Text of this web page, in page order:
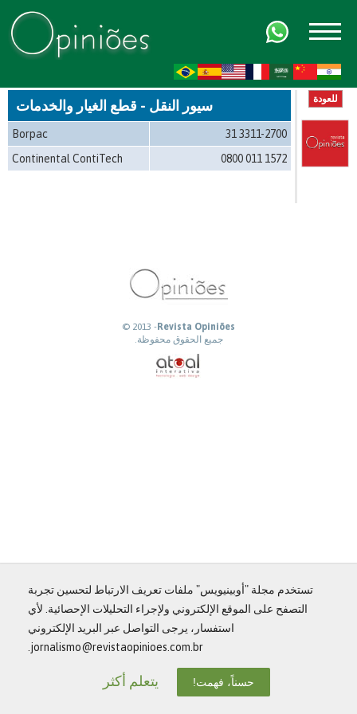
سيور النقل - قطع الغيار والخدمات
Borpac
31 3311-2700
Continental ContiTech
0800 011 1572
للعودة
© 2013 -Revista Opiniões
جميع الحقوق محفوظة.
تستخدم مجلة "أوبينيويس" ملفات تعريف الارتباط لتحسين تجربة
التصفح على الموقع الإلكتروني ولإجراء التحليلات الإحصائية. لأي
استفسار، يرجى التواصل عبر البريد الإلكتروني
jornalismo@revistaopinioes.com.br.
يتعلم أكثر حسناً، فهمت!